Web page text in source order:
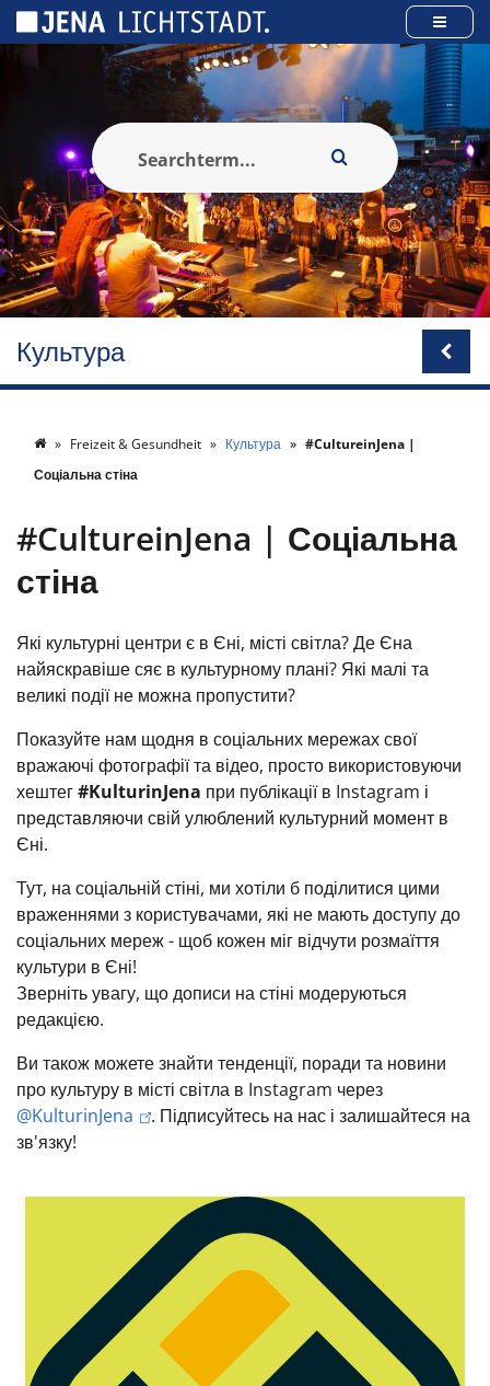
Культура
Freizeit & Gesundheit Культура
#CultureinJena |
Соціальна стіна
#CultureinJena | Соціальна
стіна
Які культурні центри є в Єні, місті світла? Де Єна
найяскравіше сяє в культурному плані? Які малі та
великі події не можна пропустити?
Показуйте нам щодня в соціальних мережах свої
вражаючі фотографії та відео, просто використовуючи
хештег#KulturinJena при публікації в Instagram і
представляючи свій улюблений культурний момент в
Єні.
Тут, на соціальній стіні, ми хотіли б поділитися цими
враженнями з користувачами, які не мають доступу до
соціальних мереж - щоб кожен міг відчути розмаїття
культури в Єні!
Зверніть увагу, що дописи на стіні модеруються
редакцією.
Ви також можете знайти тенденції, поради та новини
про культуру в місті світла в Instagram через
@KulturinJena
. Підписуйтесь на нас і залишайтеся на
зв'язку!
Панель керування кукі